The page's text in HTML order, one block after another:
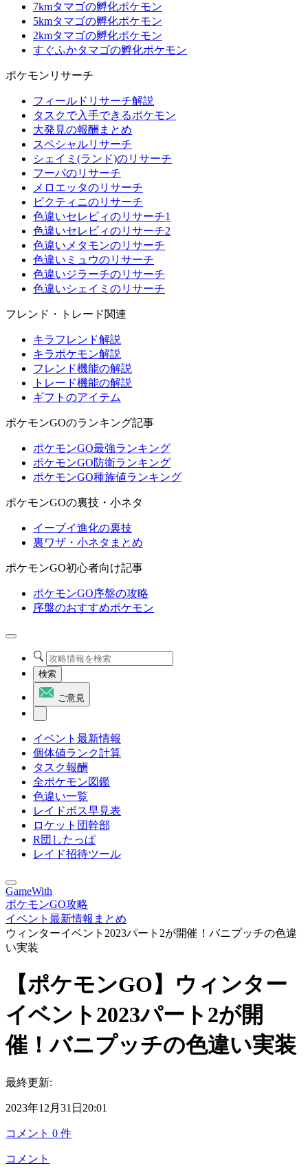
7kmタマゴの孵化ポケモン
5kmタマゴの孵化ポケモン
2kmタマゴの孵化ポケモン
すぐふかタマゴの孵化ポケモン
ポケモンリサーチ
フィールドリサーチ解説
タスクで入手できるポケモン
大発見の報酬まとめ
スペシャルリサーチ
シェイミ(ランド)のリサーチ
フーパのリサーチ
メロエッタのリサーチ
ビクティニのリサーチ
色違いセレビィのリサーチ1
色違いセレビィのリサーチ2
色違いメタモンのリサーチ
色違いミュウのリサーチ
色違いジラーチのリサーチ
色違いシェイミのリサーチ
フレンド・トレード関連
キラフレンド解説
キラポケモン解説
フレンド機能の解説
トレード機能の解説
ギフトのアイテム
ポケモンGOのランキング記事
ポケモンGO最強ランキング
ポケモンGO防衛ランキング
ポケモンGO種族値ランキング
ポケモンGOの裏技・小ネタ
イーブイ進化の裏技
裏ワザ・小ネタまとめ
ポケモンGO初心者向け記事
ポケモンGO序盤の攻略
序盤のおすすめポケモン
検索
ご意見
イベント最新情報
個体値ランク計算
タスク報酬
全ポケモン図鑑
色違い一覧
レイドボス早見表
ロケット団幹部
R団したっぱ
レイド招待ツール
GameWith
ポケモンGO攻略
イベント最新情報まとめ
ウィンターイベント2023パート2が開催！バニプッチの色違
い実装
【ポケモンGO】ウィンター
イベント2023パート2が開
催！バニプッチの色違い実装
最終更新:
2023年12月31日20:01
コメント 0 件
コメント